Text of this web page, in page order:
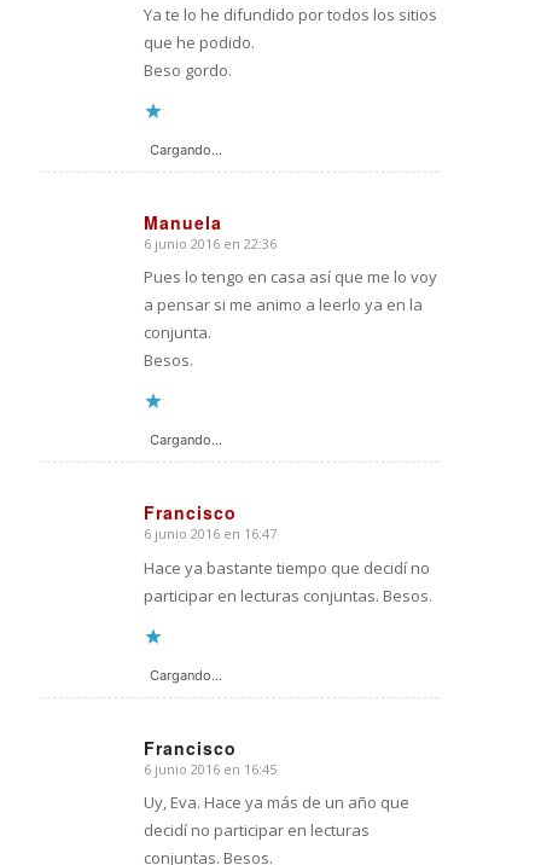
Ya te lo he difundido por todos los sitios
que he podido.
Beso gordo.
Cargando...
Manuela
Dice:
6 junio 2016 en 22:36
Pues lo tengo en casa así que me lo voy
a pensar si me animo a leerlo ya en la
conjunta.
Besos.
Cargando...
Francisco
Dice:
6 junio 2016 en 16:47
Hace ya bastante tiempo que decidí no
participar en lecturas conjuntas. Besos.
Cargando...
Francisco
Dice:
6 junio 2016 en 16:45
Uy, Eva. Hace ya más de un año que
decidí no participar en lecturas
conjuntas. Besos.